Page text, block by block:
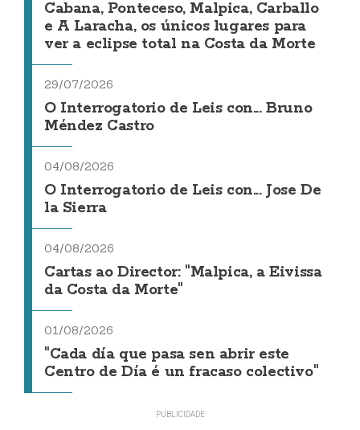
Cabana, Ponteceso, Malpica, Carballo
e A Laracha, os únicos lugares para
ver a eclipse total na Costa da Morte
29/07/2026
O Interrogatorio de Leis con... Bruno
Méndez Castro
04/08/2026
O Interrogatorio de Leis con... Jose De
la Sierra
04/08/2026
Cartas ao Director: "Malpica, a Eivissa
da Costa da Morte"
01/08/2026
"Cada día que pasa sen abrir este
Centro de Día é un fracaso colectivo"